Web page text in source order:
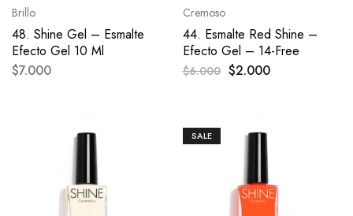
Brillo
48. Shine Gel – Esmalte
Efecto Gel 10 Ml
$7.000
Cremoso
44. Esmalte Red Shine –
Efecto Gel – 14-Free
$6.000 $2.000
SALE